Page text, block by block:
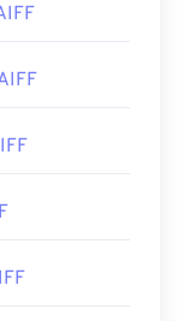
aifc
其他可以打开
才能打开。